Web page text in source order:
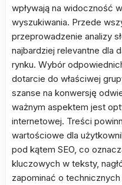
wpływają na widoczność
wyszukiwania. Przede
przeprowadzenie analizy
najbardziej relevantne dla
rynku. Wybór
dotarcie do właściwej
szanse na konwersję
ważnym aspektem jest
internetowej. Treści
wartościowe dla
pod kątem SEO, co
kluczowych w teksty,
zapominać o